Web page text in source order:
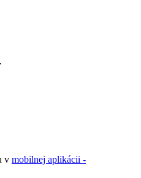
v mobilnej aplikácii -